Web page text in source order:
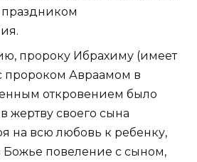
пророку Ибрахиму (имеет
пророком Авраамом в
откровением было
жертву своего сына
на всю любовь к ребенку,
повеление с сыном,